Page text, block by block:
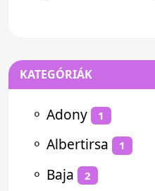
KATEGÓRIÁK
⚬ Adony 1
⚬ Albertirsa 1
⚬ Baja 2